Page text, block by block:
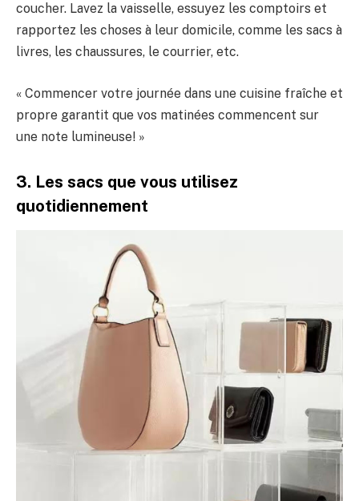
coucher. Lavez la vaisselle, essuyez les comptoirs et
rapportez les choses à leur domicile, comme les sacs à
livres, les chaussures, le courrier, etc.
« Commencer votre journée dans une cuisine fraîche et
propre garantit que vos matinées commencent sur
une note lumineuse! »
3. Les sacs que vous utilisez
quotidiennement